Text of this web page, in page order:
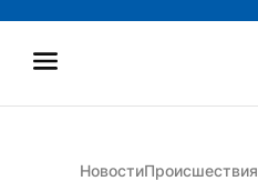
НовостиПроисшествия